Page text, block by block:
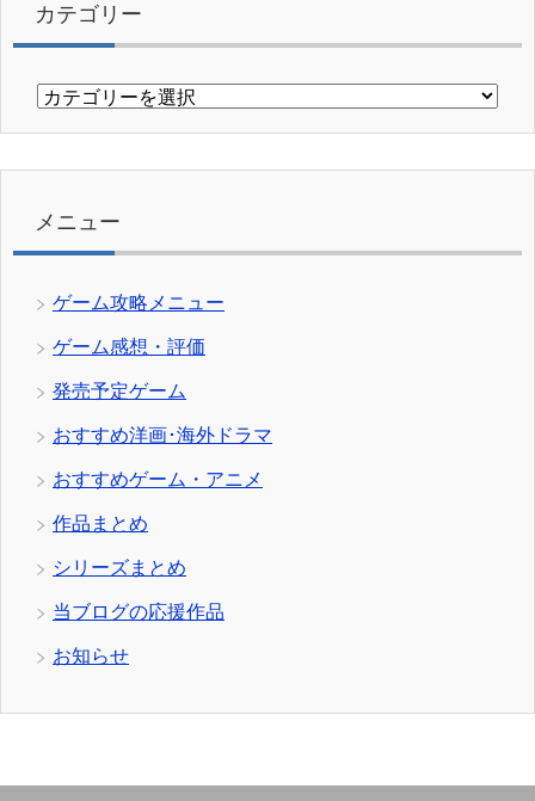
カテゴリー
カ
リ
メニュー
ゲーム攻略メニュー
ゲーム感想・評価
発売予定ゲーム
おすすめ洋画･海外ドラマ
おすすめゲーム・アニメ
作品まとめ
シリーズまとめ
当ブログの応援作品
お知らせ